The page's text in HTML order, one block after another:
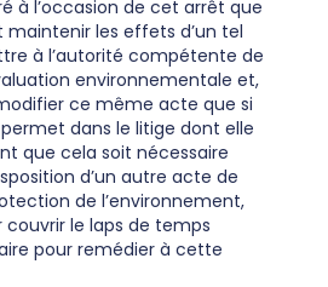
à l’occasion de cet arrêt que
les effets d’un tel
à l’autorité compétente de
environnementale et,
ce même acte que si
dans le litige dont elle
que cela soit nécessaire
d’un autre acte de
de l’environnement,
le laps de temps
pour remédier à cette